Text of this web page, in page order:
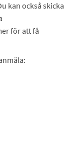
kan också skicka
för att få